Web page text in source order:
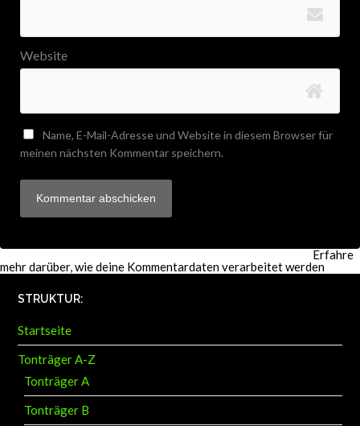
Website
Name, E-Mail-Adresse und Website in diesem Browser für
meinen nächsten Kommentar speichern.
Diese Website verwendet Akismet, um Spam zu reduzieren.Erfahre
mehr darüber, wie deine Kommentardaten verarbeitet werden.
STRUKTUR:
Startseite
Tonträger A-Z
Tonträger A
Tonträger B